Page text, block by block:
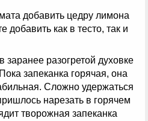
добавить цедру лимона
добавить как в тесто, так и
разогретой духовке
запеканка горячая, она
Сложно удержаться
нарезать в горячем
творожная запеканка